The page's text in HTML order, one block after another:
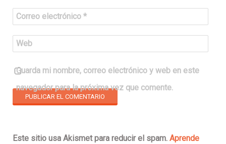
Correo electrónico *
Web
Guarda mi nombre, correo electrónico y web en este
navegador para la próxima vez que comente.
Este sitio usa Akismet para reducir el spam. Aprende